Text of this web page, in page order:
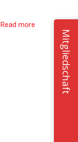
Read more
Mitgliedschaft